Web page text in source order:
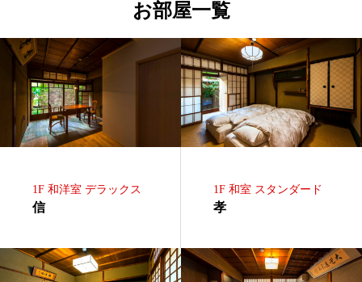
お部屋一覧
1F 和洋室 デラックス
信
1F 和室 スタンダード
孝